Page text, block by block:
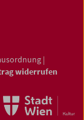
|
widerrufen